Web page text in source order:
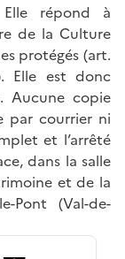
répond à
de la Culture
protégés (art.
Elle est donc
Aucune copie
par courrier ni
et l’arrêté
dans la salle
et de la
Pont (Val-de-